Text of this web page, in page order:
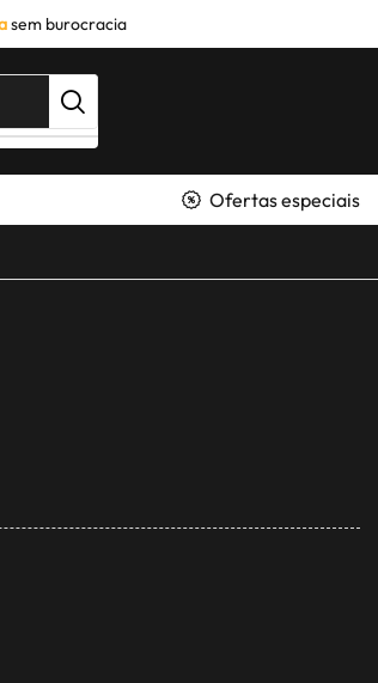
sem burocracia
Ofertas especiais